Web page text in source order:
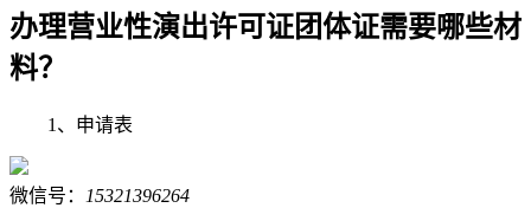
办理营业性演出许可证团体证需要哪些材
料？
1、申请表
微信号： 15321396264